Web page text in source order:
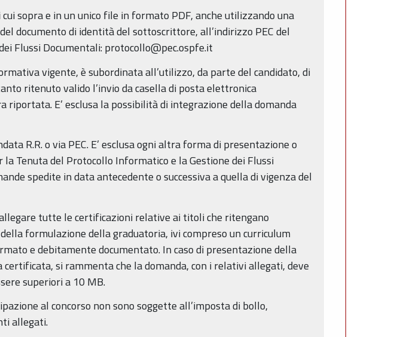
sopra e in un unico file in formato PDF, anche utilizzando una
documento di identità del sottoscrittore, all’indirizzo PEC del
Flussi Documentali: protocollo@pec.ospfe.it
vigente, è subordinata all’utilizzo, da parte del candidato, di
ritenuto valido l’invio da casella di posta elettronica
E’ esclusa la possibilità di integrazione della domanda
R.R. o via PEC. E’ esclusa ogni altra forma di presentazione o
Tenuta del Protocollo Informatico e la Gestione dei Flussi
spedite in data antecedente o successiva a quella di vigenza del
tutte le certificazioni relative ai titoli che ritengano
formulazione della graduatoria, ivi compreso un curriculum
e debitamente documentato. In caso di presentazione della
si rammenta che la domanda, con i relativi allegati, deve
superiori a 10 MB.
al concorso non sono soggette all’imposta di bollo,
allegati.